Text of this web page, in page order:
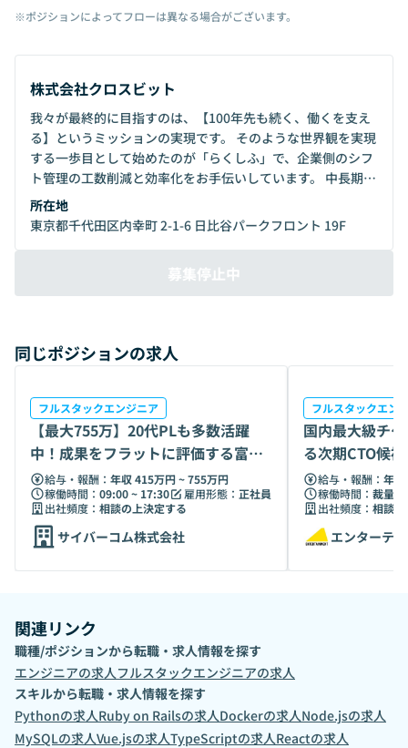
※ポジションによってフローは異なる場合がございます。
株式会社クロスビット
我々が最終的に目指すのは、【100年先も続く、働くを支え
る】というミッションの実現です。 そのような世界観を実現
する一歩目として始めたのが「らくしふ」で、企業側のシフ
ト管理の工数削減と効率化をお手伝いしています。 中長期の
構想としては「らくしふ」を起点に一つのプラットフォーム
として進化させていくことで、結果として働き手がより自由
度高く多様な働き方ができ、労働の経済的価値を最大化した
チームについて https://speakerdeck.com/xbit/5fen-
tewakarukurosuhitutonohurotakutokai-fa-timu ◆Tech
所在地
東京都千代田区内幸町 2-1-6 日比谷パークフロント 19F
募集停止中
同じポジションの求人
フルスタックエンジニア
【最大755万】20代PLも多数活躍
中！成果をフラットに評価する富士
ソフトG
給与・報酬： 年収 415万円 ~ 755万円
稼働時間： 09:00 ~ 17:30 雇用形態： 正社員
出社頻度： 相談の上決定する
サイバーコム株式会社
フルスタックエン
国内最大級チ
る次期CTO候
給与・報酬： 年
稼働時間： 裁量労
出社頻度： 相談
エンターテ
関連リンク
職種/ポジションから転職・求人情報を探す
エンジニアの求人 フルスタックエンジニアの求人
スキルから転職・求人情報を探す
Pythonの求人Ruby on Railsの求人Dockerの求人Node.jsの求人
MySQLの求人Vue.jsの求人TypeScriptの求人Reactの求人